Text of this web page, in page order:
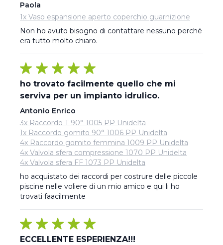
Paola
1x Vaso espansione aperto coperchio guarnizione
Non ho avuto bisogno di contattare nessuno perché
era tutto molto chiaro.
ho trovato facilmente quello che mi
serviva per un impianto idrulico.
Antonio Enrico
3x Raccordo T 90° 1005 PP Unidelta
1x Raccordo gomito 90° 1006 PP Unidelta
4x Raccordo gomito femmina 1009 PP Unidelta
4x Valvola sfera compressione 1070 PP Unidelta
4x Valvola sfera FF 1073 PP Unidelta
ho acquistato dei raccordi per costrure delle piccole
piscine nelle voliere di un mio amico e qui li ho
trovati faacilmente
ECCELLENTE ESPERIENZA!!!